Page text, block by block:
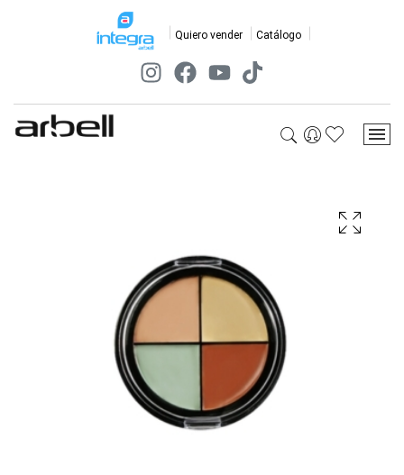
Quiero vender Catálogo